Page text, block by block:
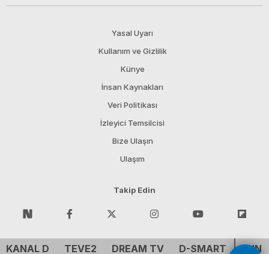
Yasal Uyarı
Kullanım ve Gizlilik
Künye
İnsan Kaynakları
Veri Politikası
İzleyici Temsilcisi
Bize Ulaşın
Ulaşım
Takip Edin
KANAL D TEVE2 DREAM TV D-SMART CNN